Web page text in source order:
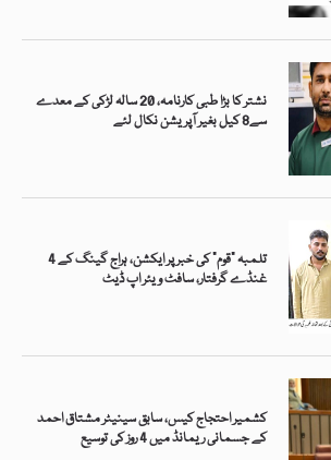
نشتر کا بڑا طبی کارنامہ، 20 سالہ لڑکی کے معدے
سے8 کیل بغیر آپریشن نکال لئے
تلمبہ “قوم” کی خبر پر ایکشن، ہراج گینگ کے 4
غنڈے گرفتار، سافٹ ویئر اپ ڈیٹ
کشمیر احتجاج کیس، سابق سینیٹر مشتاق احمد
کے جسمانی ریمانڈ میں 4 روز کی توسیع